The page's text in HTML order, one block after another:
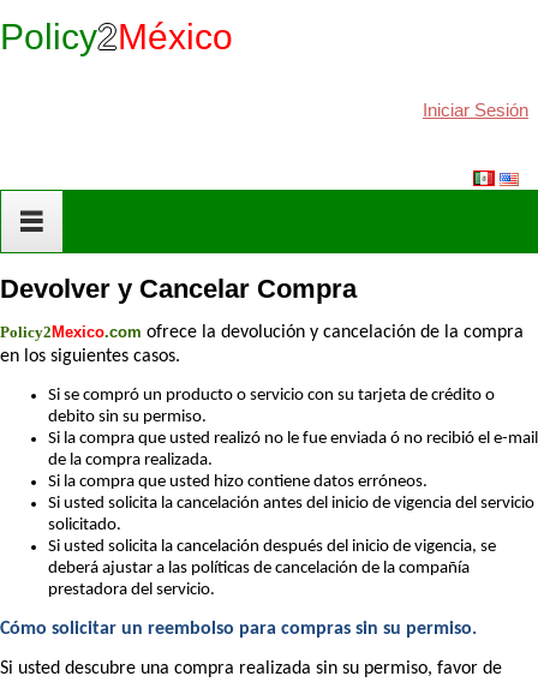
Policy2México
Iniciar Sesión
Devolver y Cancelar Compra
Policy2 Mexico.com ofrece la devolución y cancelación de la compra
en los siguientes casos.
Si se compró un producto o servicio con su tarjeta de crédito o
debito sin su permiso.
Si la compra que usted realizó no le fue enviada ó no recibió el e-mail
de la compra realizada.
Si la compra que usted hizo contiene datos erróneos.
Si usted solicita la cancelación antes del inicio de vigencia del servicio
solicitado.
Si usted solicita la cancelación después del inicio de vigencia, se
deberá ajustar a las políticas de cancelación de la compañía
prestadora del servicio.
Cómo solicitar un reembolso para compras sin su permiso.
Si usted descubre una compra realizada sin su permiso, favor de